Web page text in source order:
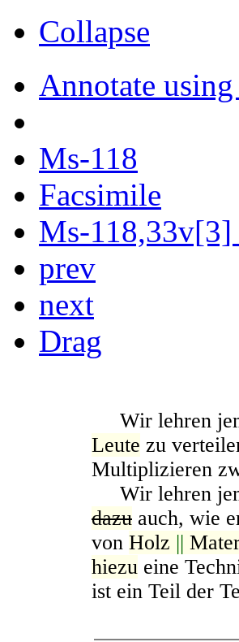
Collapse
Annotate
Ms-118
Facsimile
Ms-
prev
next
Drag
Wir lehren
Leute zu
Multiplizieren
Wir lehren
dazu auch, wie
von Holz ||
hiezu eine
ist ein Teil der